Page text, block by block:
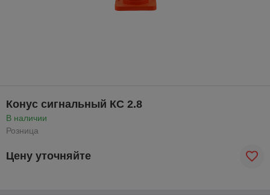
Конус сигнальный КС 2.8
В наличии
Розница
Цену уточняйте